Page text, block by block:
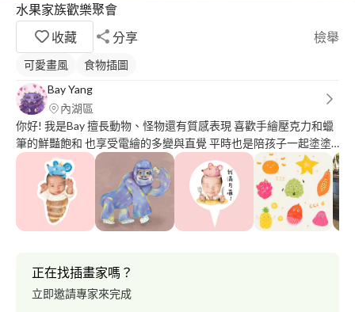
水果家族歡樂聚會
收藏
分享 檢舉
可愛畫風
食物插圖
Bay Yang
內湖區
你好! 我是Bay 擅長動物、怪物還有質感表現 喜歡手繪壓克力和蠟
筆的鮮豔飽和 也享受電繪的多變與直覺 平時也是陪孩子一起塗塗
抹抹的美術老師 期待與各位合作喔！
正在找插畫家嗎？
立即邀請專家來完成